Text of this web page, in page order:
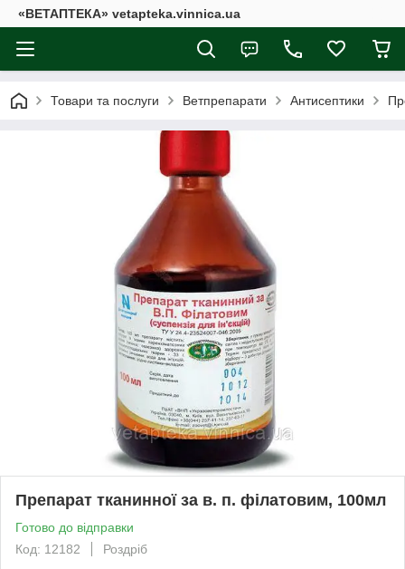
«ВЕТАПТЕКА» vetapteka.vinnica.ua
Товари та послуги Ветпрепарати Антисептики
Препарат тканинної за в. п. філатовим, 100мл
Готово до відправки
Код: 12182
Роздріб